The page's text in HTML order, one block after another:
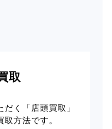
取
く「店頭買取」
方法です。